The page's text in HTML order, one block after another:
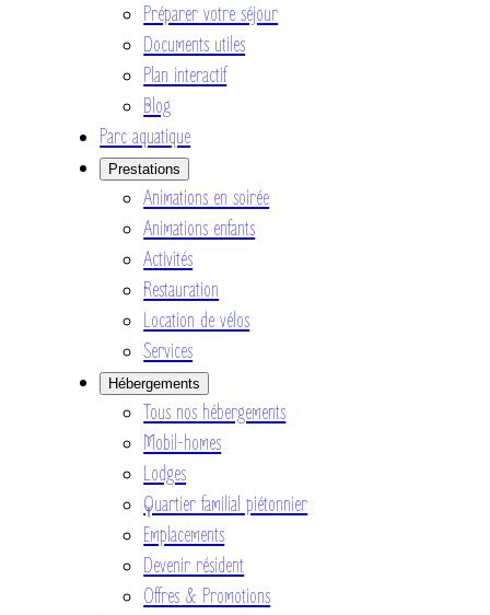
Préparer votre séjour
Documents utiles
Plan interactif
Blog
Parc aquatique
Prestations
Animations en soirée
Animations enfants
Activités
Restauration
Location de vélos
Services
Hébergements
Tous nos hébergements
Mobil-homes
Lodges
Quartier familial piétonnier
Emplacements
Devenir résident
Offres & Promotions